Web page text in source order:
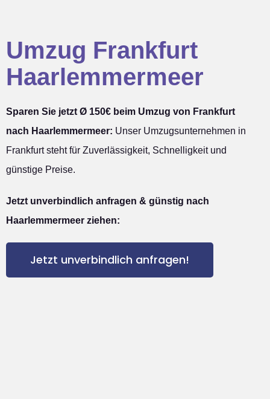
Umzug Frankfurt
Haarlemmermeer
Sparen Sie jetzt Ø 150€ beim Umzug von Frankfurt
nach Haarlemmermeer: Unser Umzugsunternehmen in
Frankfurt steht für Zuverlässigkeit, Schnelligkeit und
günstige Preise.
Jetzt unverbindlich anfragen & günstig nach
Haarlemmermeer ziehen:
Jetzt unverbindlich anfragen!